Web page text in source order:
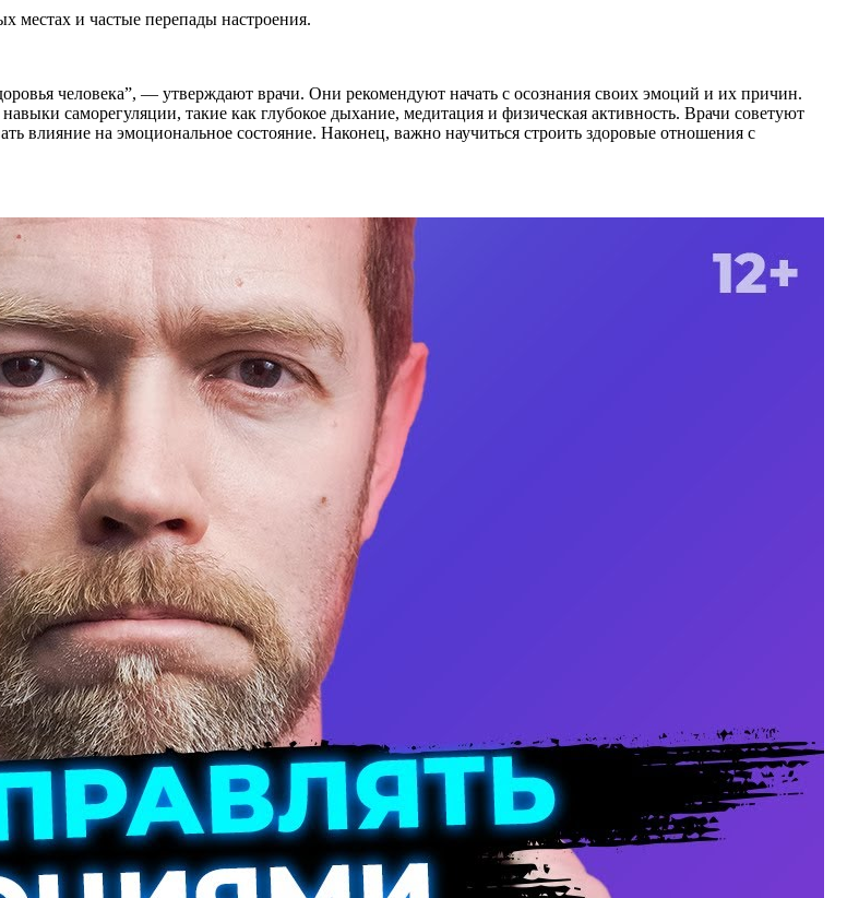
местах и частые перепады настроения.
человека”, — утверждают врачи. Они рекомендуют начать с осознания своих эмоций и их причин.
саморегуляции, такие как глубокое дыхание, медитация и физическая активность. Врачи советуют
влияние на эмоциональное состояние. Наконец, важно научиться строить здоровые отношения с